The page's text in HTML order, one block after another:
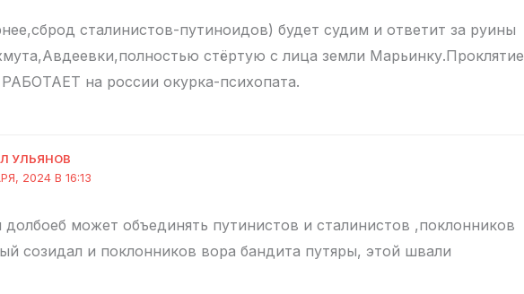
сталинистов-путиноидов) будет судим и ответит за руины
стёртую с лица земли Марьинку.Проклятие
на россии окурка-психопата.
УЛЬЯНОВ
2024 В 16:13
может объединять путинистов и сталинистов ,поклонников
созидал и поклонников вора бандита путяры, этой швали